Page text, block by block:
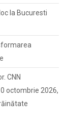
la Bucuresti
CNN
octombrie 2026,